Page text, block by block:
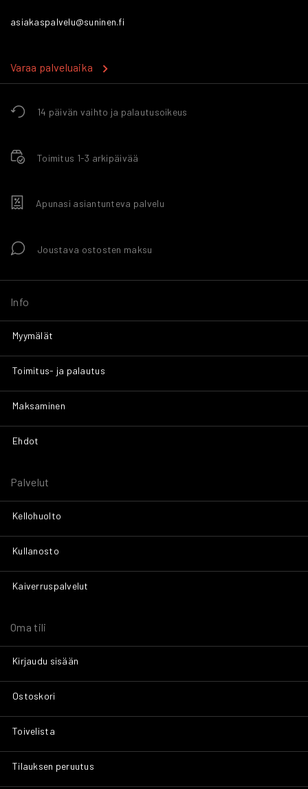
14 päivän vaihto ja palautusoikeus
Toimitus 1-3 arkipäivää
Apunasi asiantunteva palvelu
Joustava ostosten maksu
Info
Myymälät
Toimitus- ja palautus
Maksaminen
Ehdot
Palvelut
Kellohuolto
Kullanosto
Kaiverruspalvelut
Oma tili
Kirjaudu sisään
Ostoskori
Toivelista
Tilauksen peruutus
asiakaspalvelu@suninen.fi
Varaa palveluaika